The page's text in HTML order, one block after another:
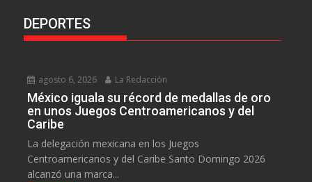
DEPORTES
agosto 6, 2026 La Redacción
México iguala su récord de medallas de oro
en unos Juegos Centroamericanos y del
Caribe
La delegación mexicana en los Juegos
Centroamericanos y del Caribe Santo Domingo 2026
alcanzó una marca...